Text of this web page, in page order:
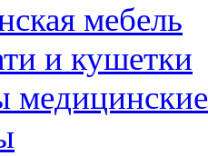
мебель
и кушетки
медицинские